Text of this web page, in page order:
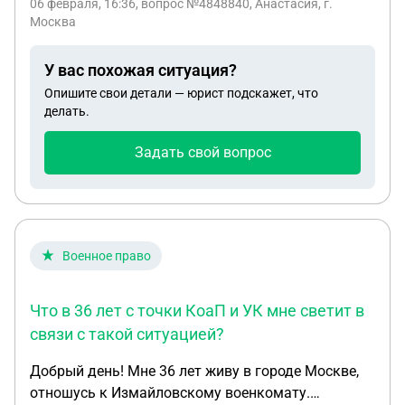
правоустанавливающим документом. Как
действовать в такой ситуации? Получая участок,
такие проблемы, или что на месте нового участка
есть архивные участки.
нужно поменять военный билет из-за смены
билете о снятии. Они меня посылают ехать туда,
что очень проблематично при наличии
маленького ребенка. Как это сделать удаленно?
06 февраля, 16:36, вопрос №4848840, Анастасия, г.
Москва
У вас похожая ситуация?
Опишите свои детали — юрист подскажет, что
делать.
Задать свой вопрос
Военное право
Что в 36 лет с точки КоаП и УК мне светит в
связи с такой ситуацией?
Добрый день! Мне 36 лет живу в городе Москве,
отношусь к Измайловскому военкомату.